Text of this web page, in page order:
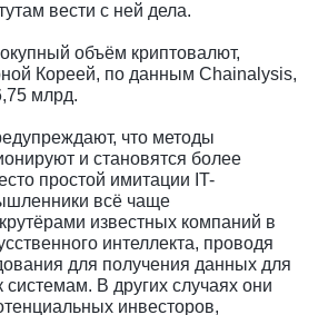
вести с ней дела.
объём криптовалют,
Кореей, по данным Chainalysis,
млрд.
что методы
и становятся более
простой имитации IT-
всё чаще
известных компаний в
интеллекта, проводя
для получения данных для
системам. В других случаях они
инвесторов,